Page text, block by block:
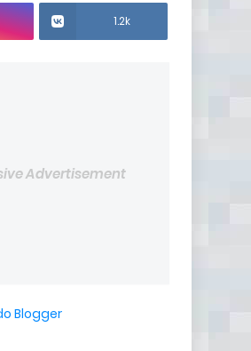
1.2k
Advertisement
Blogger